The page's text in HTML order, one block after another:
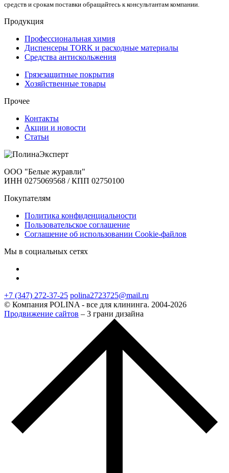
средств и срокам поставки обращайтесь к консультантам компании.
Продукция
Профессиональная химия
Диспенсеры TORK и расходные материалы
Cредства антискольжения
Грязезащитные покрытия
Хозяйственные товары
Прочее
Контакты
Акции и новости
Статьи
ООО "Белые журавли"
ИНН 0275069568 / КПП 02750100
Покупателям
Политика конфиденциальности
Пользовательское соглашение
Соглашение об использовании Cookie-файлов
Мы в социальных сетях
+7 (347) 272-37-25 polina2723725@mail.ru
© Компания POLINA - все для клининга. 2004-2026
Продвижение сайтов – 3 грани дизайна